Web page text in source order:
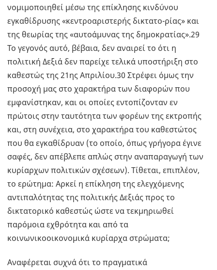
νομιμοποιηθεί μέσω της επίκλησης κινδύνου
εγκαθίδρυσης «κεντροαριστερής δικτατο-ρίας» και
της θεωρίας της «αυτοάμυνας της δημοκρατίας».29
Το γεγονός αυτό, βέβαια, δεν αναιρεί το ότι η
πολιτική Δεξιά δεν παρείχε τελικά υποστήριξη στο
καθεστώς της 21ης Απριλίου.30 Στρέφει όμως την
προσοχή μας στο χαρακτήρα των διαφορών που
εμφανίστηκαν, και οι οποίες εντοπίζονταν εν
πρώτοις στην ταυτότητα των φορέων της εκτροπής
και, στη συνέχεια, στο χαρακτήρα του καθεστώτος
που θα εγκαθίδρυαν (το οποίο, όπως γρήγορα έγινε
σαφές, δεν απέβλεπε απλώς στην αναπαραγωγή των
κυρίαρχων πολιτικών σχέσεων). Τίθεται, επιπλέον,
το ερώτημα: Αρκεί η επίκληση της ελεγχόμενης
αντιπαλότητας της πολιτικής Δεξιάς προς το
δικτατορικό καθεστώς ώστε να τεκμηριωθεί
παρόμοια εχθρότητα και από τα
κοινωνικοοικονομικά κυρίαρχα στρώματα;
Αναφέρεται συχνά ότι το πραγματικά